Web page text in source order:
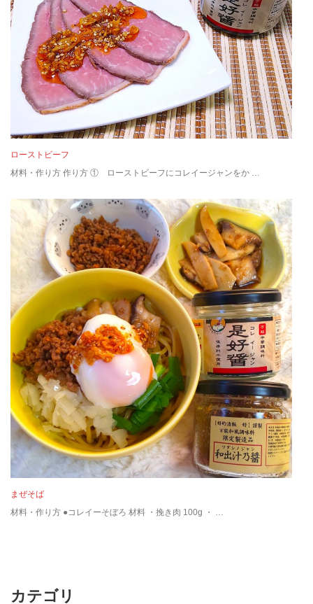
ローストビーフ
材料・作り方 作り方 ① ローストビーフにコレイージャンをか …
まぜそば
材料・作り方 ●コレイーそぼろ 材料 ・挽き肉 100g ・ …
カテゴリ